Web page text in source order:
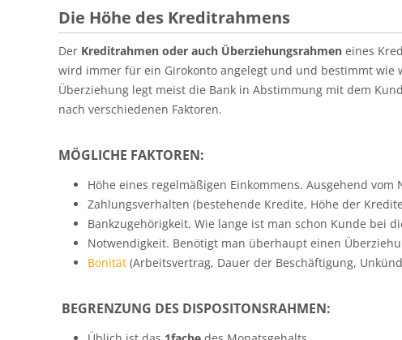
Die Höhe des Kreditrahmens
Der Kreditrahmen oder auch Überziehungsrahmen eines
wird immer für ein Girokonto angelegt und und bestimmt wie
Überziehung legt meist die Bank in Abstimmung mit dem
nach verschiedenen Faktoren.
MÖGLICHE FAKTOREN:
Höhe eines regelmäßigen Einkommens. Ausgehend vom
Zahlungsverhalten (bestehende Kredite, Höhe der
Bankzugehörigkeit. Wie lange ist man schon Kunde bei
Notwendigkeit. Benötigt man überhaupt einen
Bonität (Arbeitsvertrag, Dauer der Beschäftigung,
BEGRENZUNG DES DISPOSITONSRAHMEN: